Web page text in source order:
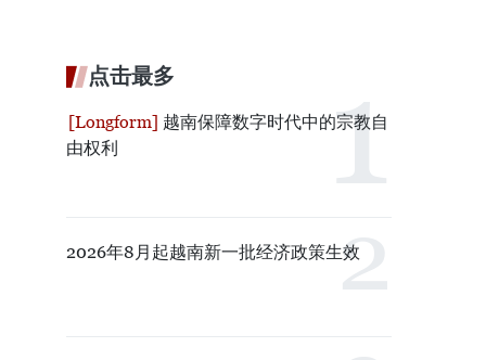
点击最多
越南保障数字时代中的宗教自
由权利
2026年8月起越南新一批经济政策生效